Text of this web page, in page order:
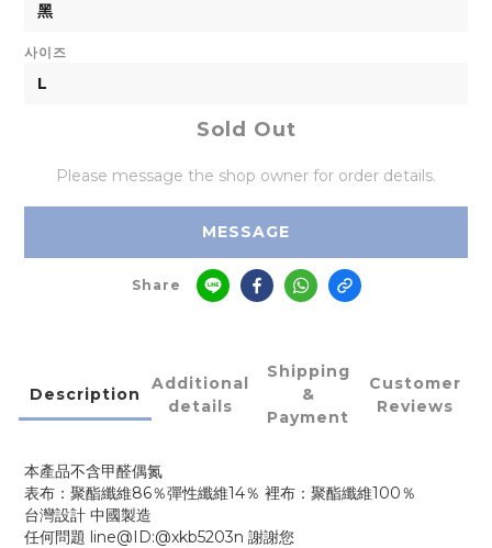
사이즈
Sold Out
Please message the shop owner for order details.
MESSAGE
Share
Description
Additional
details
Shipping
&
Payment
Customer
Reviews
本產品不含甲醛偶氮
表布：聚酯纖維86％彈性纖維14％ 裡布：聚酯纖維100％
台灣設計 中國製造
任何問題 line@ID:@xkb5203n 謝謝您